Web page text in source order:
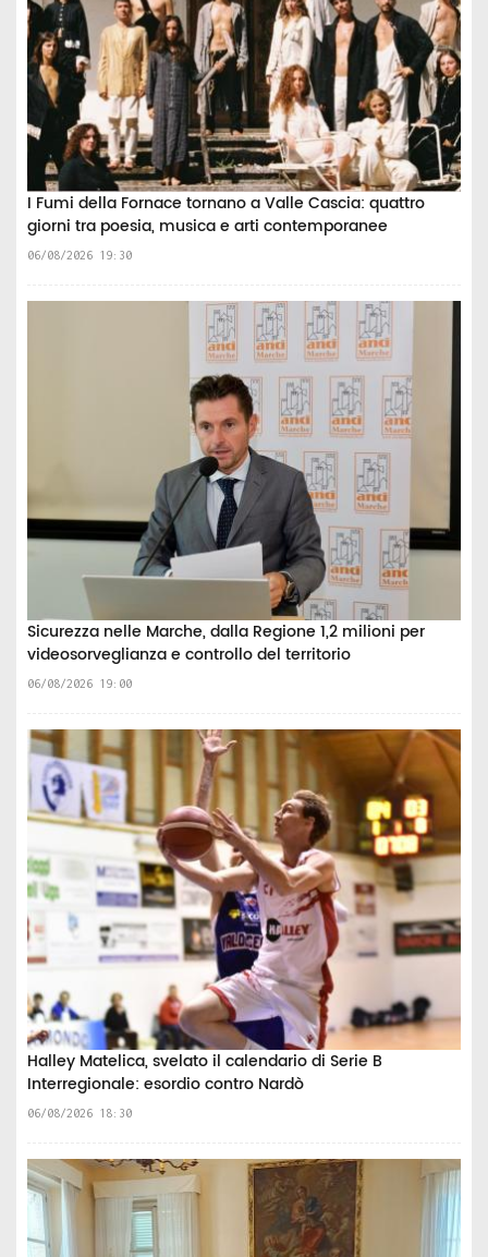
I Fumi della Fornace tornano a Valle Cascia: quattro
giorni tra poesia, musica e arti contemporanee
06/08/2026 19:30
Sicurezza nelle Marche, dalla Regione 1,2 milioni per
videosorveglianza e controllo del territorio
06/08/2026 19:00
Halley Matelica, svelato il calendario di Serie B
Interregionale: esordio contro Nardò
06/08/2026 18:30